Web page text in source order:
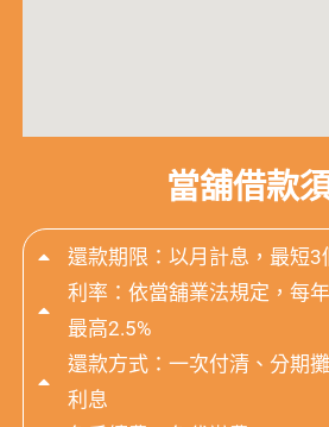
當舖借款
還款期限：以月計息，最短
利率：依當舖業法規定，每
最高2.5%
還款方式：一次付清、分期
利息